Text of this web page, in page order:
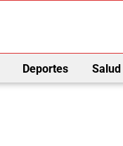
Deportes Salud